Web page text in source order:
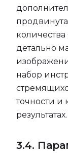
детально
набор
точности и
результатах.
3.4.